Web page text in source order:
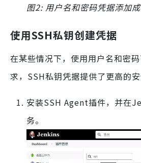
图2: 用户名和密码凭据添加成
使用SSH私钥创建凭据
在某些情况下，使用用户名和密
求，SSH私钥凭据提供了更高的安
安装SSH Agent插件，并在
务。